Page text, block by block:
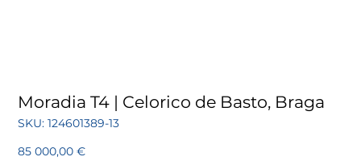
Moradia T4 | Celorico de Basto, Braga
SKU: SKU
124601389-
124601389-13
Preço
85 000,00 €